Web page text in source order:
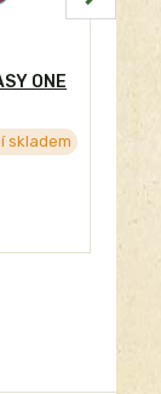
ONE
skladem